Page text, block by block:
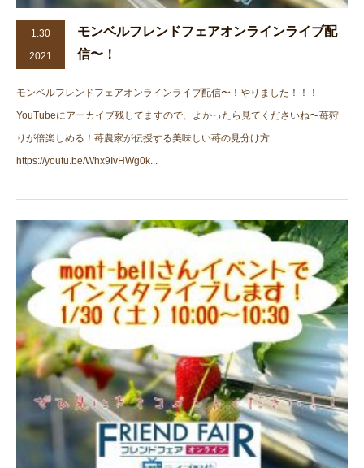
1.30
2021
モンベルフレンドフェアオンラインライブ配
信〜！
モンベルフレンドフェアオンラインライブ配信〜！やりました！！！
YouTubeにアーカイブ残してますので、よかったら見てくださいね〜苺狩
りが倍楽しめる！苺農家が伝授する美味しい苺の見分け方
https://youtu.be/Whx9IvHWg0k...